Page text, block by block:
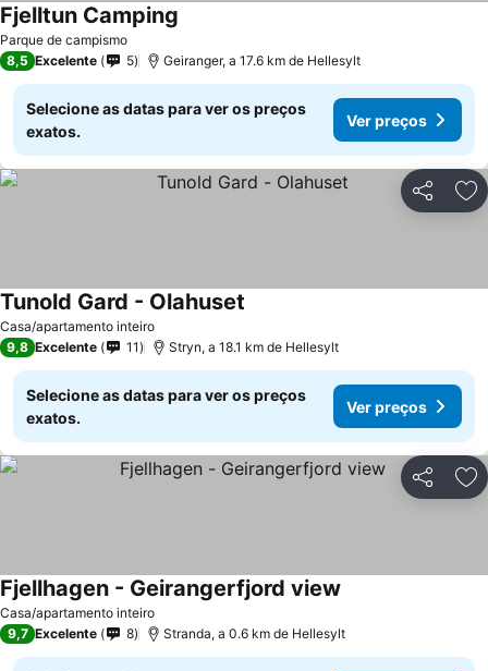
Parque de campismo
Fjelltun Camping
8,5 Excelente 5 Geiranger, a 17.6 km de Hellesylt
Selecione as datas para ver os preços
exatos.
Ver preços
Partilhar
Casa/apartamento inteiro
Tunold Gard - Olahuset
9,8 Excelente 11 Stryn, a 18.1 km de Hellesylt
Selecione as datas para ver os preços
exatos.
Ver preços
Partilhar
Casa/apartamento inteiro
Fjellhagen - Geirangerfjord view
9,7 Excelente 8 Stranda, a 0.6 km de Hellesylt